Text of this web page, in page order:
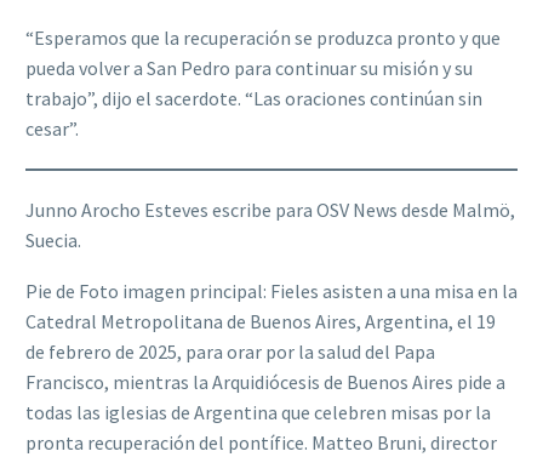
“Esperamos que la recuperación se produzca pronto y que
pueda volver a San Pedro para continuar su misión y su
trabajo”, dijo el sacerdote. “Las oraciones continúan sin
cesar”.
Junno Arocho Esteves escribe para OSV News desde Malmö,
Suecia.
Pie de Foto imagen principal: Fieles asisten a una misa en la
Catedral Metropolitana de Buenos Aires, Argentina, el 19
de febrero de 2025, para orar por la salud del Papa
Francisco, mientras la Arquidiócesis de Buenos Aires pide a
todas las iglesias de Argentina que celebren misas por la
pronta recuperación del pontífice. Matteo Bruni, director